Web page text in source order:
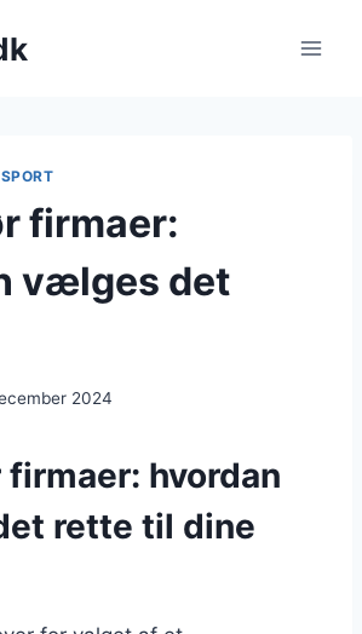
firmaer:
vælges det
2024
hvordan
rette til dine